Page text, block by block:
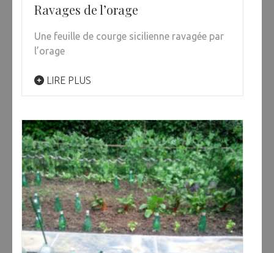
Ravages de l’orage
Une feuille de courge sicilienne ravagée par
l’orage
LIRE PLUS